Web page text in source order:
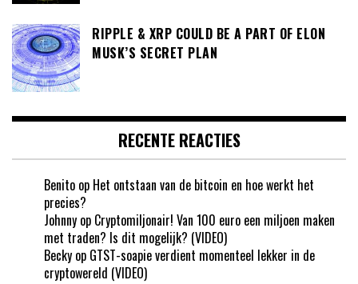
RIPPLE & XRP COULD BE A PART OF ELON
MUSK’S SECRET PLAN
RECENTE REACTIES
Benito op Het ontstaan van de bitcoin en hoe werkt het
precies?
Johnny op Cryptomiljonair! Van 100 euro een miljoen maken
met traden? Is dit mogelijk? (VIDEO)
Becky op GTST-soapie verdient momenteel lekker in de
cryptowereld (VIDEO)